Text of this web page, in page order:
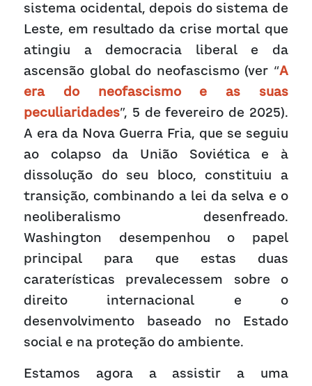
sistema ocidental, depois do sistema de
Leste, em resultado da crise mortal que
atingiu a democracia liberal e da
ascensão global do neofascismo (ver “A
era do neofascismo e as suas
peculiaridades”, 5 de fevereiro de 2025).
A era da Nova Guerra Fria, que se seguiu
ao colapso da União Soviética e à
dissolução do seu bloco, constituiu a
transição, combinando a lei da selva e o
neoliberalismo desenfreado.
Washington desempenhou o papel
principal para que estas duas
caraterísticas prevalecessem sobre o
direito internacional e o
desenvolvimento baseado no Estado
social e na proteção do ambiente.
Estamos agora a assistir a uma